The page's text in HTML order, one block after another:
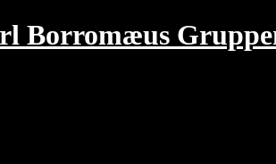
Borromæus